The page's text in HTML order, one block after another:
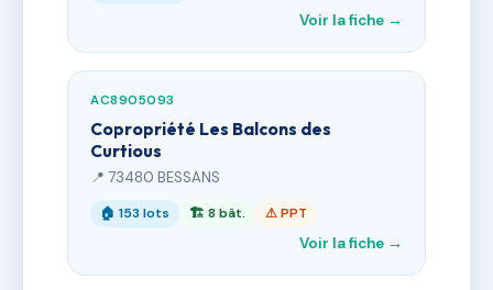
Voir la fiche →
AC8905093
Copropriété Les Balcons des
Curtious
📍 73480 BESSANS
🏠 153 lots 🏗 8 bât. ⚠ PPT
Voir la fiche →